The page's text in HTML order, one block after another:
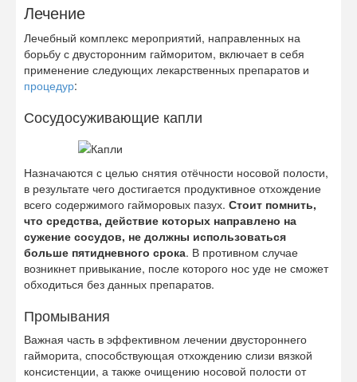
Лечение
Лечебный комплекс мероприятий, направленных на
борьбу с двусторонним гайморитом, включает в себя
применение следующих лекарственных препаратов и
процедур:
Сосудосуживающие капли
Назначаются с целью снятия отёчности носовой полости,
в результате чего достигается продуктивное отхождение
всего содержимого гайморовых пазух. Стоит помнить,
что средства, действие которых направлено на
сужение сосудов, не должны использоваться
больше пятидневного срока. В противном случае
возникнет привыкание, после которого нос уде не сможет
обходиться без данных препаратов.
Промывания
Важная часть в эффективном лечении двустороннего
гайморита, способствующая отхождению слизи вязкой
консистенции, а также очищению носовой полости от